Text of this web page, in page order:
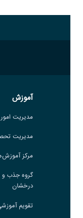
آموزش
مدیریت
مدیریت
مرکز
گروه جذب و
درخشان
تقویم